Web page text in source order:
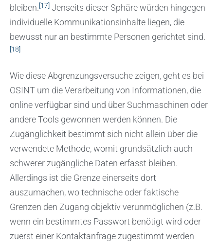
bleiben.[17] Jenseits dieser Sphäre würden hingegen
individuelle Kommunikationsinhalte liegen, die
bewusst nur an bestimmte Personen gerichtet sind.
[18]
Wie diese Abgrenzungsversuche zeigen, geht es bei
OSINT um die Verarbeitung von Informationen, die
online verfügbar sind und über Suchmaschinen oder
andere Tools gewonnen werden können. Die
Zugänglichkeit bestimmt sich nicht allein über die
verwendete Methode, womit grundsätzlich auch
schwerer zugängliche Daten erfasst bleiben.
Allerdings ist die Grenze einerseits dort
auszumachen, wo technische oder faktische
Grenzen den Zugang objektiv verunmöglichen (z.B.
wenn ein bestimmtes Passwort benötigt wird oder
zuerst einer Kontaktanfrage zugestimmt werden